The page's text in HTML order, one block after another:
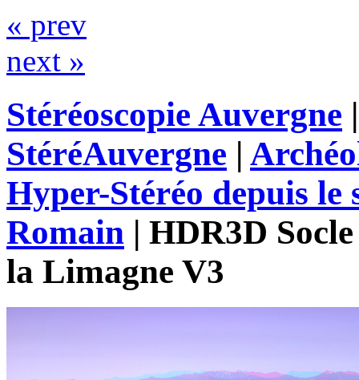
« prev
next »
Stéréoscopie Auvergne
StéréAuvergne |
Hyper-Stéréo depuis le
Romain | HDR3D
la Limagne V3